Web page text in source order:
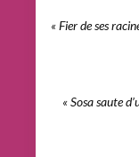
« Fier de ses
« Sosa saute